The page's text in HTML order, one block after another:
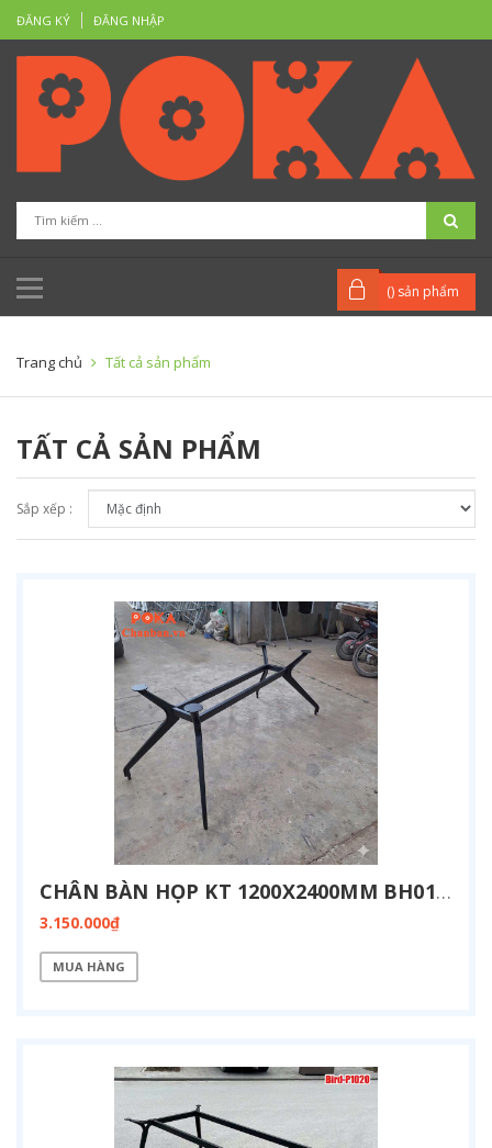
ĐĂNG KÝ ĐĂNG NHẬP
() sản phẩm
Trang chủ Tất cả sản phẩm
TẤT CẢ SẢN PHẨM
Sắp xếp :
CHÂN BÀN HỌP KT 1200X2400MM BH01-1224
3.150.000₫
MUA HÀNG